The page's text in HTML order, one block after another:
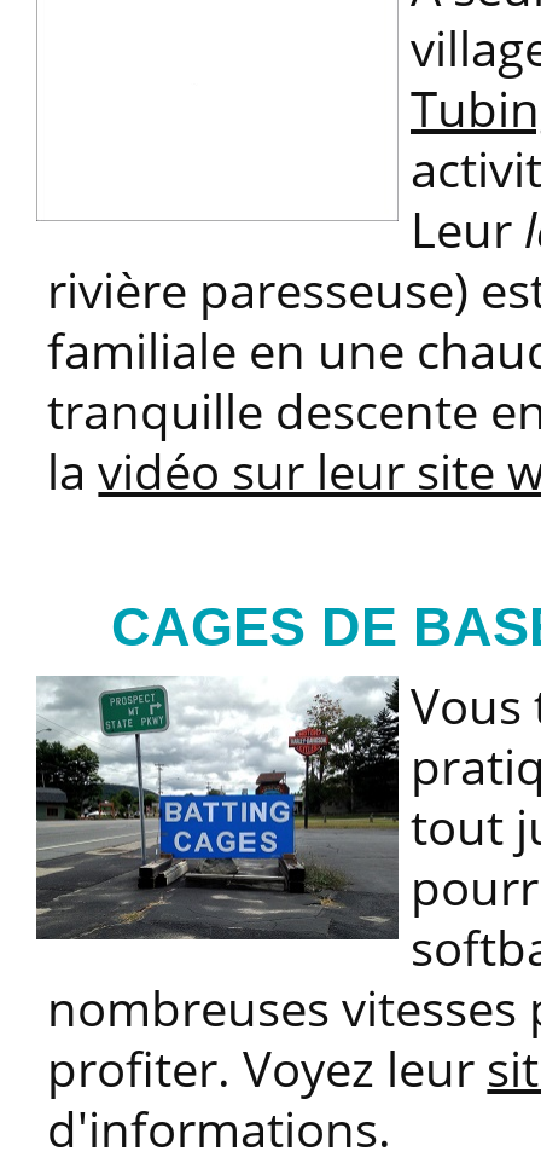
Leur
rivière paresseuse)
familiale en une
tranquille descente
lavidéo sur leur site
CAGES DE
Vous
tout
nombreuses
profiter. Voyez leur
d'informations.